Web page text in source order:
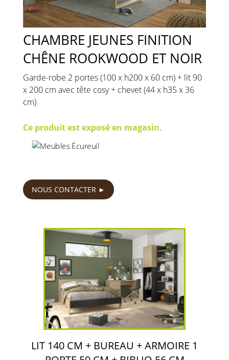
CHAMBRE JEUNES FINITION
CHÊNE ROOKWOOD ET NOIR
Garde-robe 2 portes (100 x h200 x 60 cm) + lit 90
x 200 cm avec tête cosy + chevet (44 x h35 x 36
cm)
Ce produit est exposé en magasin.
NOUS CONTACTER
LIT 140 CM + BUREAU + ARMOIRE 1